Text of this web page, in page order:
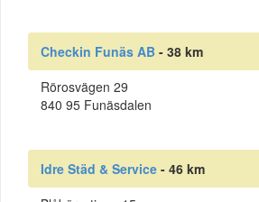
Checkin Funäs AB - 38 km
Rörosvägen 29
840 95 Funäsdalen
Idre Städ & Service - 46 km